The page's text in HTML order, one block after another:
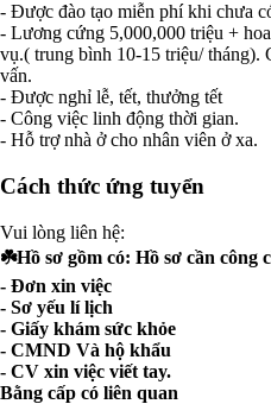
- Được đào tạo miễn phí khi chưa
- Lương cứng 5,000,000 triệu +
vụ.( trung bình 10-15 triệu/ tháng).
vấn.
- Được nghỉ lễ, tết, thưởng tết
- Công việc linh động thời gian.
- Hỗ trợ nhà ở cho nhân viên ở xa.
Cách thức ứng tuyển
Vui lòng liên hệ:
☘️Hồ sơ gồm có: Hồ sơ cần công
- Đơn xin việc
- Sơ yếu lí lịch
- Giấy khám sức khỏe
- CMND Và hộ khẩu
- CV xin việc viết tay.
Bằng cấp có liên quan